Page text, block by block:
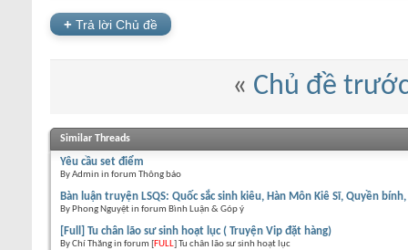
+ Trả lời Chủ đề
« Chủ đề
Similar Threads
Yêu cầu set điểm
By Admin in forum Thông báo
Bàn luận truyện LSQS: Quốc sắc sinh kiêu, Hàn Môn Kiê Sĩ, Quyền bính,
By Phong Nguyệt in forum Bình Luận & Góp ý
[Full] Tu chân lão sư sinh hoạt lục ( Truyện Vip đặt hàng)
By Chí Thăng in forum [FULL] Tu chân lão sư sinh hoạt lục